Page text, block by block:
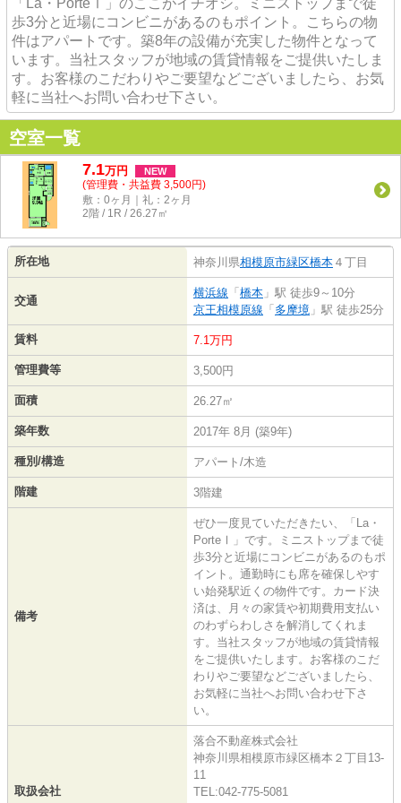
「La・PorteⅠ」のここがイチオシ。ミニストップまで徒
歩3分と近場にコンビニがあるのもポイント。こちらの物
件はアパートです。築8年の設備が充実した物件となって
います。当社スタッフが地域の賃貸情報をご提供いたしま
す。お客様のこだわりやご要望などございましたら、お気
軽に当社へお問い合わせ下さい。
空室一覧
7.1万円 NEW
(管理費・共益費 3,500円)
敷：0ヶ月｜礼：2ヶ月
2階 / 1R / 26.27㎡
所在地 神奈川県相模原市緑区橋本 ４丁目
交通
横浜線 「 橋本 」駅 徒歩9～10分
京王相模原線 「 多摩境 」駅 徒歩25分
賃料 7.1万円
管理費等 3,500円
面積 26.27㎡
築年数 2017年 8月 (築9年)
種別/構造 アパート/木造
階建 3階建
備考
ぜひ一度見ていただきたい、「La・
PorteⅠ」です。ミニストップまで徒
歩3分と近場にコンビニがあるのもポ
イント。通勤時にも席を確保しやす
い始発駅近くの物件です。カード決
済は、月々の家賃や初期費用支払い
のわずらわしさを解消してくれま
す。当社スタッフが地域の賃貸情報
をご提供いたします。お客様のこだ
わりやご要望などございましたら、
お気軽に当社へお問い合わせ下さ
い。
取扱会社
落合不動産株式会社
神奈川県相模原市緑区橋本２丁目13-
11
TEL:042-775-5081